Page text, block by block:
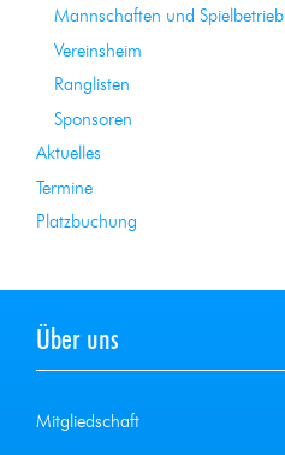
Mannschaften und Spielbetrieb
Vereinsheim
Ranglisten
Sponsoren
Aktuelles
Termine
Platzbuchung
Über uns
Mitgliedschaft